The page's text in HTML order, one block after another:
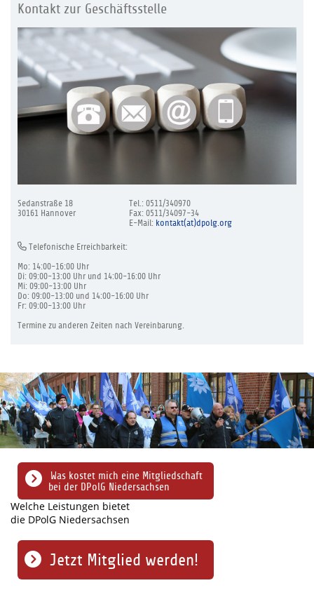
Kontakt zur Geschäftsstelle
Sedanstraße 18
30161 Hannover
Tel.: 0511/340970
Fax: 0511/34097-34
E-Mail: kontakt(at)dpolg.org
Telefonische Erreichbarkeit:
Mo: 14:00-16:00 Uhr
Di: 09:00-13:00 Uhr und 14:00-16:00 Uhr
Mi: 09:00-13:00 Uhr
Do: 09:00-13:00 und 14:00-16:00 Uhr
Fr: 09:00-13:00 Uhr
Termine zu anderen Zeiten nach Vereinbarung.
Was kostet mich eine Mitgliedschaft
bei der DPolG Niedersachsen
Welche Leistungen bietet
die DPolG Niedersachsen
Jetzt Mitglied werden!